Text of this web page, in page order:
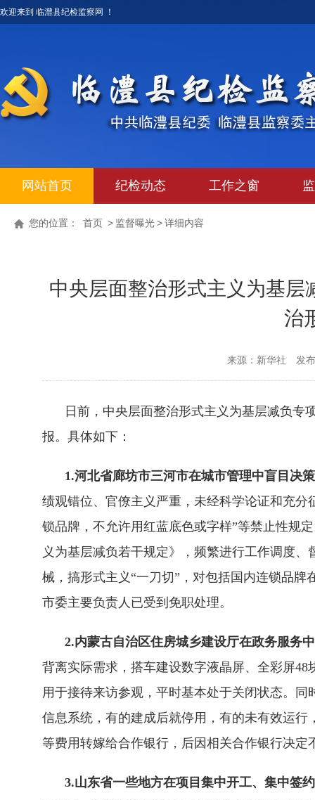
欢迎来到 临澧县纪检监察网 ！
网站首页 纪检动态 工作之窗
您的位置： 首页 > 监督曝光>详细内容
中央层面整治形式主义为基
治
来源：新华社 发
日前，中央层面整治形式主义为基层减负专
报。具体如下：
1.河北省廊坊市三河市在城市管理中盲目决
绩观错位、官僚主义严重，未经科学论证和充
锁品牌，不允许用红蓝底色或字样”等禁止性规
义为基层减负若干规定》，频繁进行工作调度
械，搞形式主义“一刀切”，对包括国内连锁品
市委主要负责人已受到免职处理。
2.内蒙古自治区住房城乡建设厅在政务服务
背离实际需求，搭车建设数字液晶屏、全彩屏48
用于接待来访参观，平时基本处于关闭状态。
信息系统，有的建成后就停用，有的未有效运
等费用转嫁给合作银行，后因相关合作银行决
3.山东省一些地方在项目集中开工、集中签